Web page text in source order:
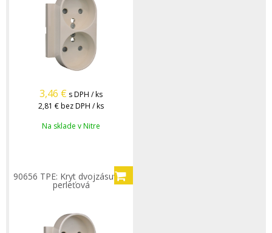
3,46 € s DPH / ks
2,81 €bez DPH / ks
Na sklade v Nitre
90656 TPE: Kryt dvojzásuvky,
perleťová